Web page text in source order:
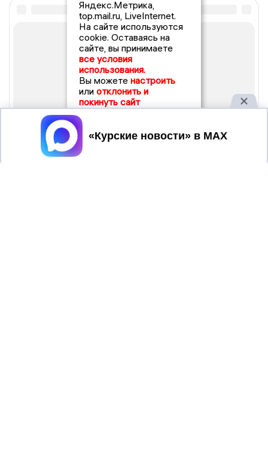
Яндекс.Метрика,
top.mail.ru, LiveInternet.
На сайте используются
cookie. Оставаясь на
сайте, вы принимаете
все условия
использования.
Вы можете настроить
или отклонить и
покинуть сайт
Принять